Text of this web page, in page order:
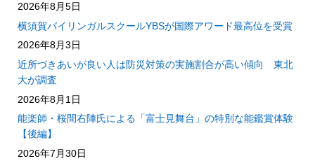
2026年8月5日
横須賀バイリンガルスクールYBSが国際アワード最高位を受賞
2026年8月3日
近所づきあいが良い人は防災対策の実施割合が高い傾向 東北
大が調査
2026年8月1日
能楽師・桜間右陣氏による「富士見舞台」の特別な能鑑賞体験
【後編】
2026年7月30日